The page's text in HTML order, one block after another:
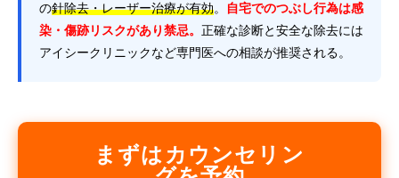
の針除去・レーザー治療が有効。
自宅でのつぶし行為は感
染・傷跡リスクがあり禁忌。 正確な診断と安全な除去には
アイシークリニックなど専門医への相談が推奨される。
まずはカウンセリン